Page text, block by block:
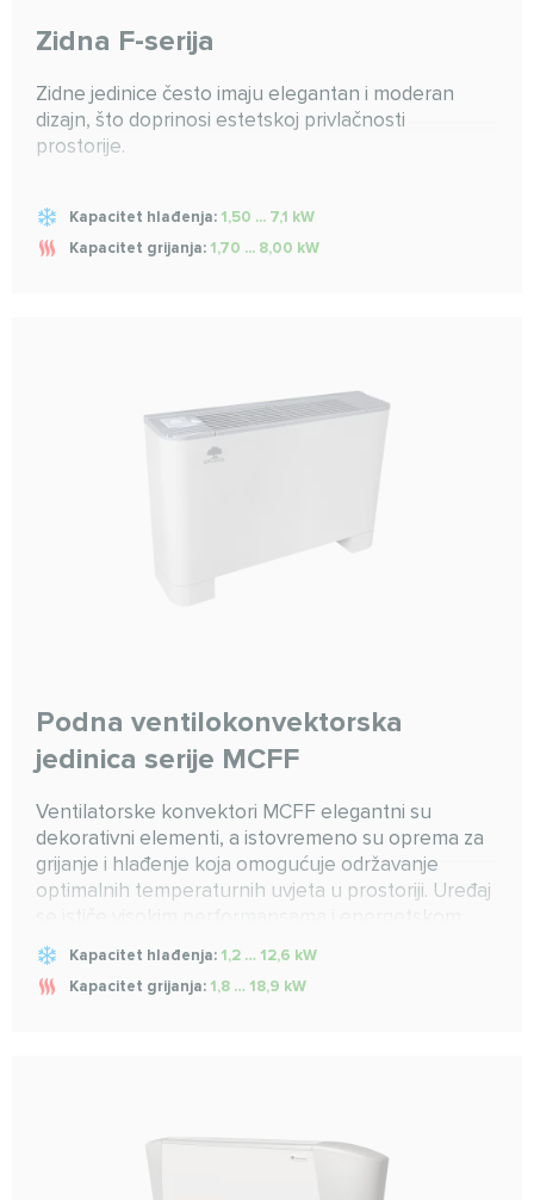
Zidna F-serija
Zidne jedinice često imaju elegantan i moderan
dizajn, što doprinosi estetskoj privlačnosti
prostorije.
Kapacitet hlađenja: 1,50 ... 7,1 kW
Kapacitet grijanja: 1,70 ... 8,00 kW
Podna ventilokonvektorska
jedinica serije MCFF
Ventilatorske konvektori MCFF elegantni su
dekorativni elementi, a istovremeno su oprema za
grijanje i hlađenje koja omogućuje održavanje
optimalnih temperaturnih uvjeta u prostoriji. Uređaj
učinkovitošću što omogućuje redovitu upotrebu, a
istovremeno je praktičan za korištenje zahvaljujući
intuitivnim kontrolama.
Kapacitet hlađenja: 1,2 … 12,6 kW
Kapacitet grijanja: 1,8 … 18,9 kW